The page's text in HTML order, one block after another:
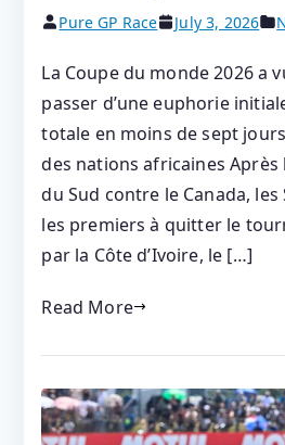
Pure GP Race July 3, 2026
La Coupe du monde 2026 a
passer d’une euphorie
totale en moins de sept
des nations africaines Après
du Sud contre le Canada,
les premiers à quitter le
par la Côte d’Ivoire, le […]
Read More